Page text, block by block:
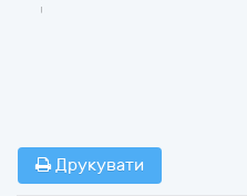
Друкувати